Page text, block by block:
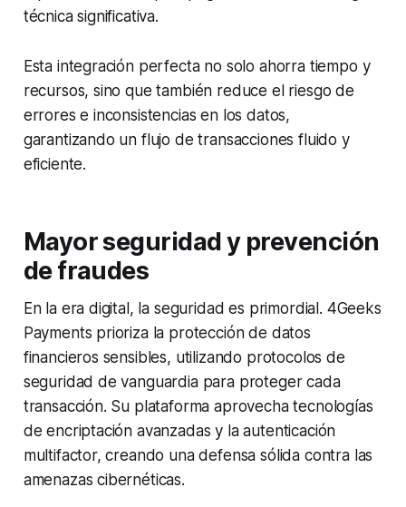
técnica significativa.
Esta integración perfecta no solo ahorra tiempo y
recursos, sino que también reduce el riesgo de
errores e inconsistencias en los datos,
garantizando un flujo de transacciones fluido y
eficiente.
Mayor seguridad y prevención
de fraudes
En la era digital, la seguridad es primordial. 4Geeks
Payments prioriza la protección de datos
financieros sensibles, utilizando protocolos de
seguridad de vanguardia para proteger cada
transacción. Su plataforma aprovecha tecnologías
de encriptación avanzadas y la autenticación
multifactor, creando una defensa sólida contra las
amenazas cibernéticas.